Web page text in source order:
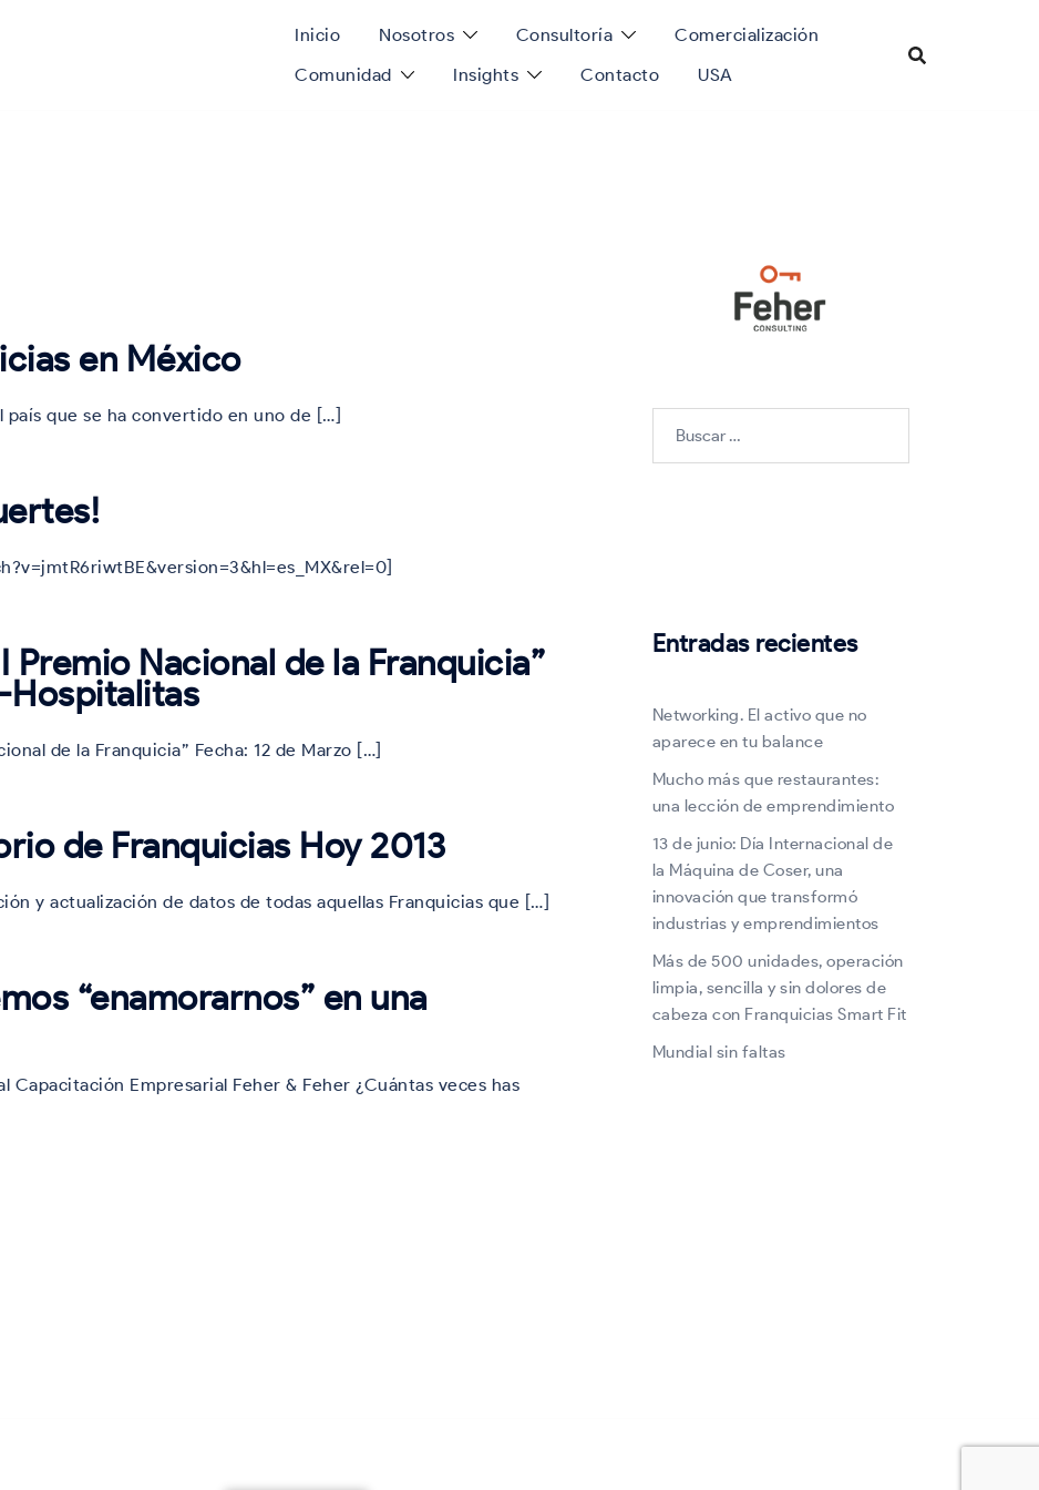
Inicio Nosotros Consultoría
Comercialización
Comunidad
Insights Contacto USA
en México
que se ha convertido en uno de […]
Premio Nacional de la Franquicia”
Hospitalitas
de la Franquicia” Fecha: 12 de Marzo […]
de Franquicias Hoy 2013
y actualización de datos de todas aquellas Franquicias que […]
“enamorarnos” en una
Capacitación Empresarial Feher & Feher ¿Cuántas veces has
Entradas recientes
Networking. El activo que no
aparece en tu balance
Mucho más que restaurantes:
una lección de emprendimiento
13 de junio: Día Internacional de
la Máquina de Coser, una
innovación que transformó
industrias y emprendimientos
Más de 500 unidades, operación
limpia, sencilla y sin dolores de
cabeza con Franquicias Smart Fit
Mundial sin faltas